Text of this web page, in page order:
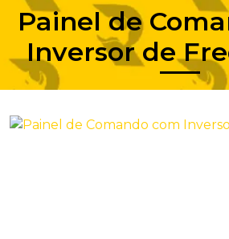
Painel de
Inversor de